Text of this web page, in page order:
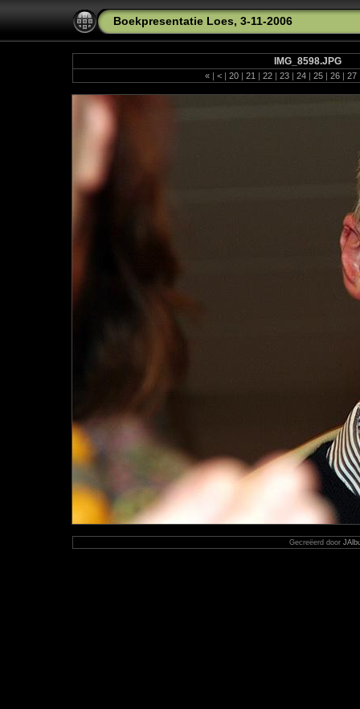
Boekpresentatie Loes, 3-11-2006
IMG_8598.JPG
«| < | 20| 21 | 22| 23| 24| 25| 26| 27
Gecreëerd door